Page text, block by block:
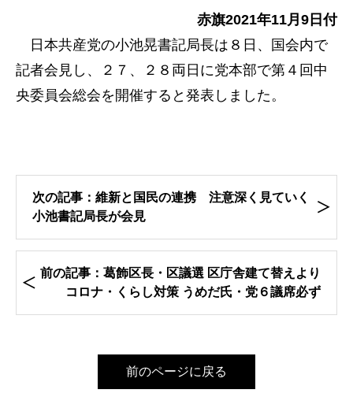
赤旗2021年11月9日付
日本共産党の小池晃書記局長は８日、国会内で
記者会見し、２７、２８両日に党本部で第４回中
央委員会総会を開催すると発表しました。
次の記事：維新と国民の連携 注意深く見ていく
小池書記局長が会見
前の記事：葛飾区長・区議選 区庁舎建て替えより
コロナ・くらし対策 うめだ氏・党６議席必ず
前のページに戻る